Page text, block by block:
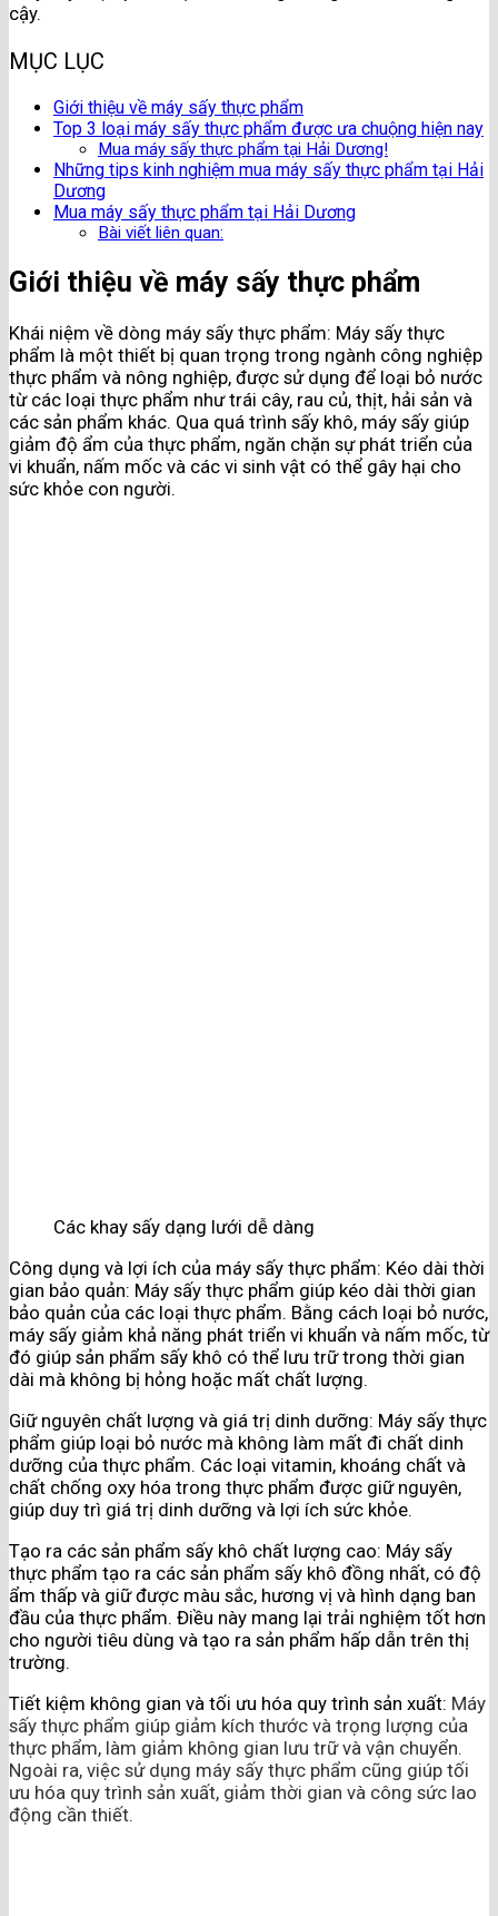
cậy.
MỤC LỤC
Giới thiệu về máy sấy thực phẩm
Top 3 loại máy sấy thực phẩm được ưa chuộng hiện nay
Mua máy sấy thực phẩm tại Hải Dương!
Những tips kinh nghiệm mua máy sấy thực phẩm tại Hải
Dương
Mua máy sấy thực phẩm tại Hải Dương
Bài viết liên quan:
Giới thiệu về máy sấy thực phẩm
Khái niệm về dòng máy sấy thực phẩm: Máy sấy thực
phẩm là một thiết bị quan trọng trong ngành công nghiệp
thực phẩm và nông nghiệp, được sử dụng để loại bỏ nước
từ các loại thực phẩm như trái cây, rau củ, thịt, hải sản và
các sản phẩm khác. Qua quá trình sấy khô, máy sấy giúp
giảm độ ẩm của thực phẩm, ngăn chặn sự phát triển của
vi khuẩn, nấm mốc và các vi sinh vật có thể gây hại cho
sức khỏe con người.
Các khay sấy dạng lưới dễ dàng
Công dụng và lợi ích của máy sấy thực phẩm: Kéo dài thời
gian bảo quản: Máy sấy thực phẩm giúp kéo dài thời gian
bảo quản của các loại thực phẩm. Bằng cách loại bỏ nước,
máy sấy giảm khả năng phát triển vi khuẩn và nấm mốc, từ
đó giúp sản phẩm sấy khô có thể lưu trữ trong thời gian
dài mà không bị hỏng hoặc mất chất lượng.
Giữ nguyên chất lượng và giá trị dinh dưỡng: Máy sấy thực
phẩm giúp loại bỏ nước mà không làm mất đi chất dinh
dưỡng của thực phẩm. Các loại vitamin, khoáng chất và
chất chống oxy hóa trong thực phẩm được giữ nguyên,
giúp duy trì giá trị dinh dưỡng và lợi ích sức khỏe.
Tạo ra các sản phẩm sấy khô chất lượng cao: Máy sấy
thực phẩm tạo ra các sản phẩm sấy khô đồng nhất, có độ
ẩm thấp và giữ được màu sắc, hương vị và hình dạng ban
đầu của thực phẩm. Điều này mang lại trải nghiệm tốt hơn
cho người tiêu dùng và tạo ra sản phẩm hấp dẫn trên thị
trường.
Tiết kiệm không gian và tối ưu hóa quy trình sản xuất: Máy
sấy thực phẩm giúp giảm kích thước và trọng lượng của
thực phẩm, làm giảm không gian lưu trữ và vận chuyển.
Ngoài ra, việc sử dụng máy sấy thực phẩm cũng giúp tối
ưu hóa quy trình sản xuất, giảm thời gian và công sức lao
động cần thiết.